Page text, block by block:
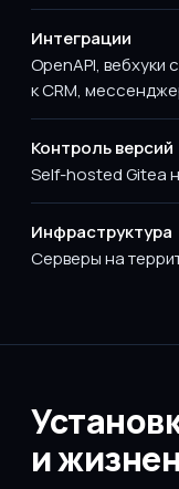
Интеграции
OpenAPI,
к CRM,
Контроль версий
Self-hosted Gitea
Инфраструктура
Серверы на
и